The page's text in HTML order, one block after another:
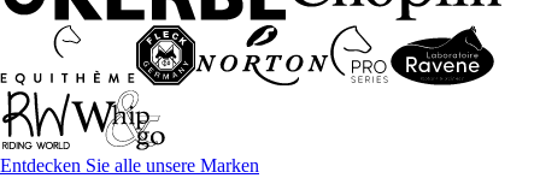
Entdecken Sie alle unsere Marken